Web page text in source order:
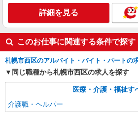
株式会社トラストグロース 北海道支社
高齢者共同住宅での介
【派遣時給】1,350
る） 交通費別途支給
キープ
詳細を見る
このお仕事に関連する条件で探す
札幌市西区のアルバイト・バイト・パートの
同じ職種から札幌市西区の求人を探す
医療・介護・福祉す
介護職・ヘルパー